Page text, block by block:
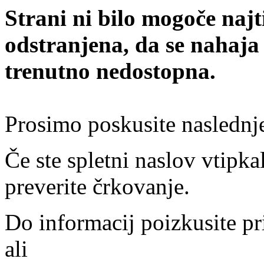
Strani ni bilo mogoče
odstranjena, da se
trenutno nedostopna.
Prosimo poskusite
Če ste spletni naslov
preverite črkovanje.
Do informacij poizkusite
ali